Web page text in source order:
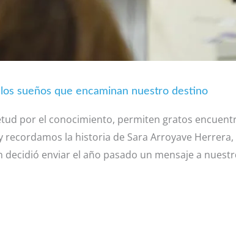
sueños que encaminan nuestro destino
por el conocimiento, permiten gratos
la historia de Sara Arroyave
decidió enviar el año pasado un mensaje a